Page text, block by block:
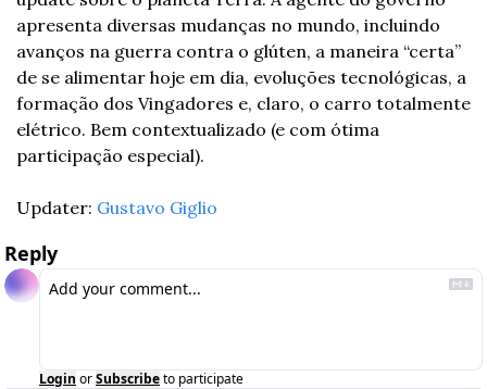
apresenta diversas mudanças no mundo, incluindo
avanços na guerra contra o glúten, a maneira “certa”
de se alimentar hoje em dia, evoluções tecnológicas, a
formação dos Vingadores e, claro, o carro totalmente
elétrico. Bem contextualizado (e com ótima
participação especial).
Updater: Gustavo Giglio
Reply
Login orSubscribeto participate